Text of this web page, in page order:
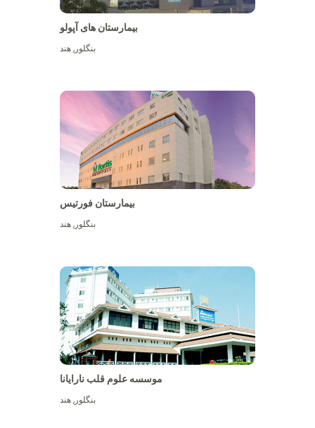
بیمارستان های آپولو
بنگلور,هند
بیمارستان فورتیس
بنگلور,هند
موسسه علوم قلب نارایانا
بنگلور,هند